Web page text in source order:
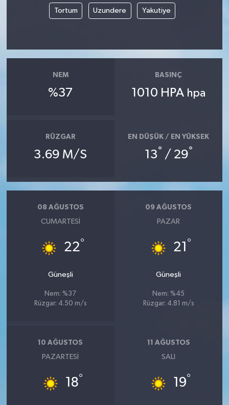
Tortum Uzundere Yakutiye
NEM
%37
BASINÇ
1010 HPA hpa
RÜZGAR
3.69 M/S
EN DÜŞÜK / EN YÜKSEK
13° / 29°
08 AĞUSTOS
CUMARTESI
22°
Güneşli
Nem: %37
Rüzgar: 4.50 m/s
09 AĞUSTOS
PAZAR
21 °
Güneşli
Nem: %45
Rüzgar: 4.81 m/s
10 AĞUSTOS
PAZARTESI
18°
11 AĞUSTOS
SALI
19°